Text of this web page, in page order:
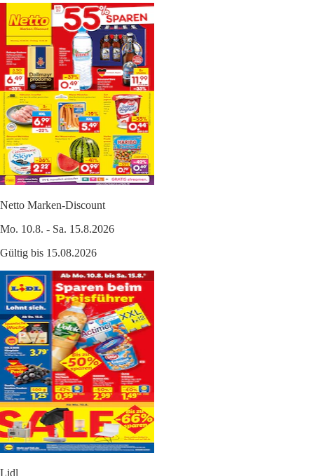
Netto Marken-Discount
Mo. 10.8. - Sa. 15.8.2026
Gültig bis 15.08.2026
Lidl